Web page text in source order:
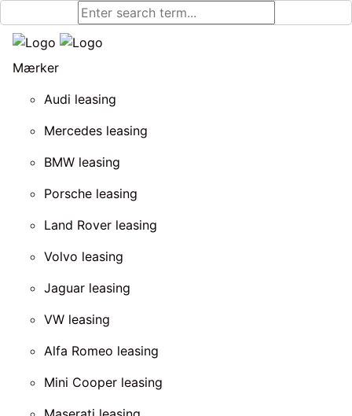
Mærker
Audi leasing
Mercedes leasing
BMW leasing
Porsche leasing
Land Rover leasing
Volvo leasing
Jaguar leasing
VW leasing
Alfa Romeo leasing
Mini Cooper leasing